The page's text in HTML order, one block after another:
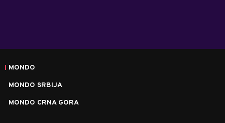
MONDO
MONDO SRBIJA
MONDO CRNA GORA